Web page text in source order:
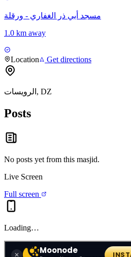
مسجد أبي ذر الغفاري - ورقلة
1.0 km away
Location Get directions
الرويسات, DZ
Posts
No posts yet from this masjid.
Live Screen
Full screen
Loading…